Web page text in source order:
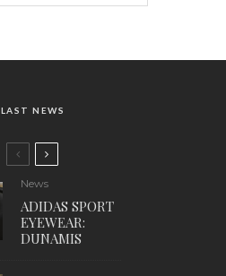
LAST NEWS
News
ADIDAS SPORT
EYEWEAR:
DUNAMIS